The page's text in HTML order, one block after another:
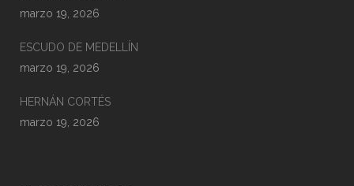
marzo 19, 2026
ESCUDO DE MEDELLÍN
marzo 19, 2026
HERNÁN CORTÉS
marzo 19, 2026